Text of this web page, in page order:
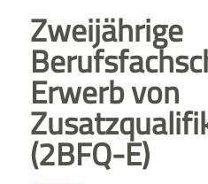
Zweijährige
Erwerb von
(2BFQ-E)